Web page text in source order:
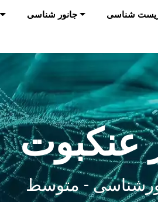
جانور شناسی شناسی
عنکبوت
- متوسط